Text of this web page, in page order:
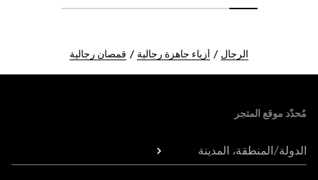
الرجال أزياء جاهزة رجالية قمصان رجالية
مُحدّد موقع المتجر
الدولة/المنطقة، المدينة